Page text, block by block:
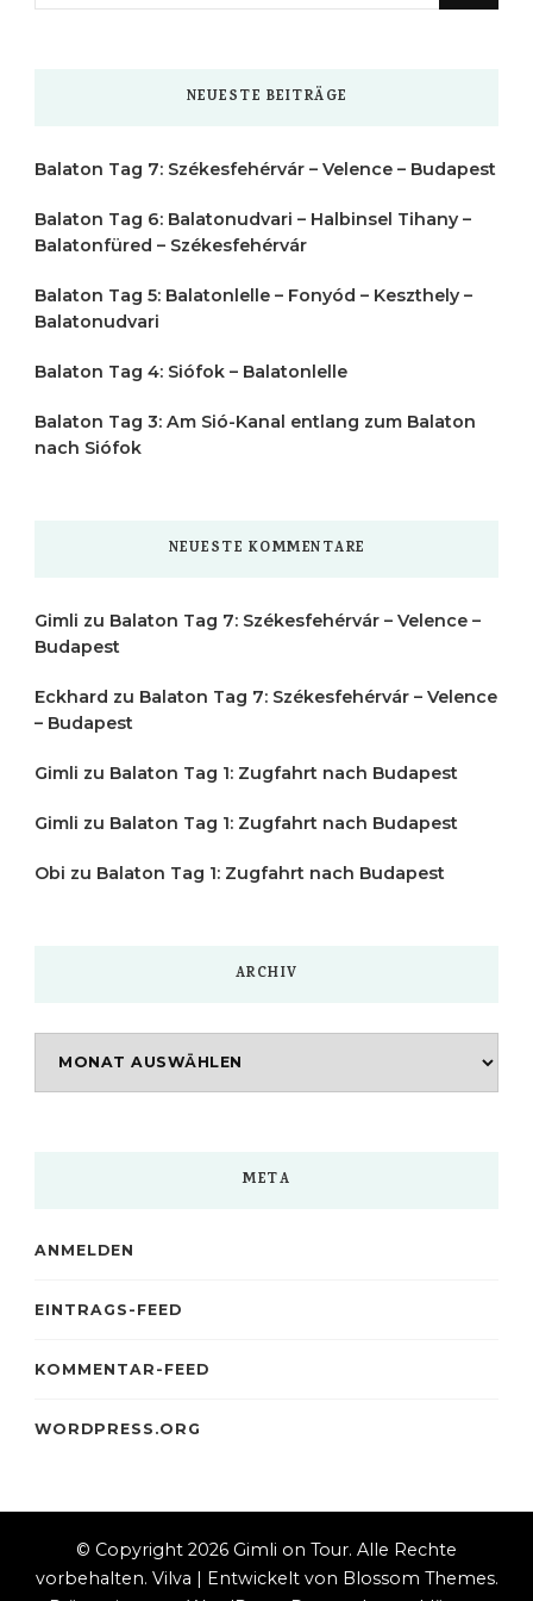
NEUESTE BEITRÄGE
Balaton Tag 7: Székesfehérvár – Velence – Budapest
Balaton Tag 6: Balatonudvari – Halbinsel Tihany –
Balatonfüred – Székesfehérvár
Balaton Tag 5: Balatonlelle – Fonyód – Keszthely –
Balatonudvari
Balaton Tag 4: Siófok – Balatonlelle
Balaton Tag 3: Am Sió-Kanal entlang zum Balaton
nach Siófok
NEUESTE KOMMENTARE
Gimli zu Balaton Tag 7: Székesfehérvár – Velence –
Budapest
Eckhard zu Balaton Tag 7: Székesfehérvár – Velence
– Budapest
Gimli zu Balaton Tag 1: Zugfahrt nach Budapest
Gimli zu Balaton Tag 1: Zugfahrt nach Budapest
Obi zu Balaton Tag 1: Zugfahrt nach Budapest
ARCHIV
META
ANMELDEN
EINTRAGS-FEED
KOMMENTAR-FEED
WORDPRESS.ORG
© Copyright 2026 Gimli on Tour. Alle Rechte
vorbehalten. Vilva | Entwickelt von Blossom Themes.